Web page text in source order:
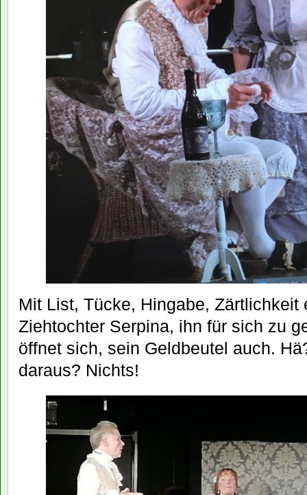
Mit List, Tücke, Hingabe, Zärtlichkeit
Ziehtochter Serpina, ihn für sich zu
öffnet sich, sein Geldbeutel auch.
daraus? Nichts!